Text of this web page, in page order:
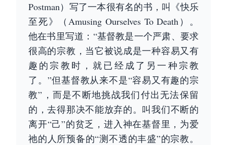
Postman）写了一本很有名的书，叫《快乐
至死》（Amusing Ourselves To Death）。
他在书里写道：“基督教是一个严肃、要求
很高的宗教，当它被说成是一种容易又有
趣的宗教时，就已经成了另一种宗教
了。”但基督教从来不是“容易又有趣的宗
教”，而是不断地挑战我们付出无法保留
的，去得那决不能放弃的。叫我们不断的
离开“己”的贫乏，进入神在基督里，为爱
祂的人所预备的“测不透的丰盛”的宗教。